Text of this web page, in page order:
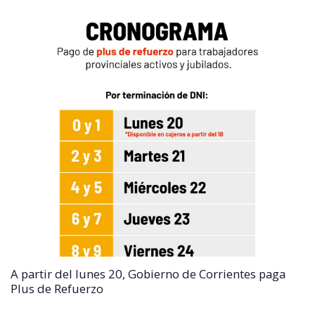
A partir del lunes 20, Gobierno de Corrientes paga
Plus de Refuerzo